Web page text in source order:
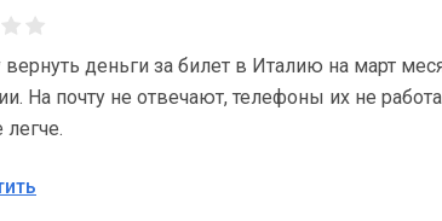
вернуть деньги за билет в Италию на март
На почту не отвечают, телефоны их не
легче.